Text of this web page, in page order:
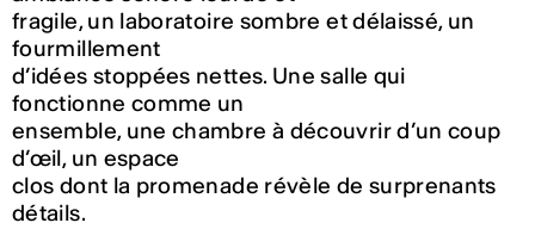
fragile, un laboratoire sombre et délaissé, un
fourmillement
d’idées stoppées nettes. Une salle qui
fonctionne comme un
ensemble, une chambre à découvrir d’un coup
d’œil, un espace
clos dont la promenade révèle de surprenants
détails.